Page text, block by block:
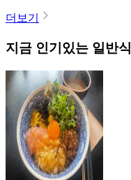
더보기
지금 인기있는 일반식